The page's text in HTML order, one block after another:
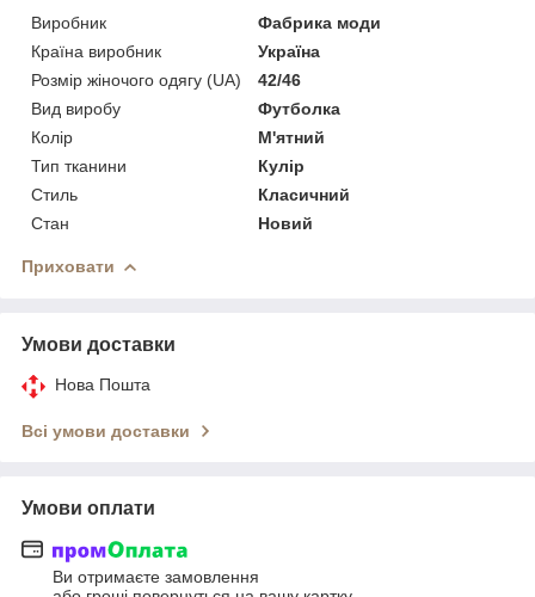
Виробник
Фабрика моди
Країна виробник
Україна
Розмір жіночого одягу (UA)
42/46
Вид виробу
Футболка
Колір
М'ятний
Тип тканини
Кулір
Стиль
Класичний
Стан
Новий
Приховати
Умови доставки
Нова Пошта
Всі умови доставки
Умови оплати
Ви отримаєте замовлення